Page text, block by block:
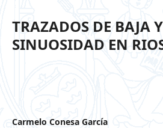
TRAZADOS DE BAJA
SINUOSIDAD EN
Carmelo Conesa García